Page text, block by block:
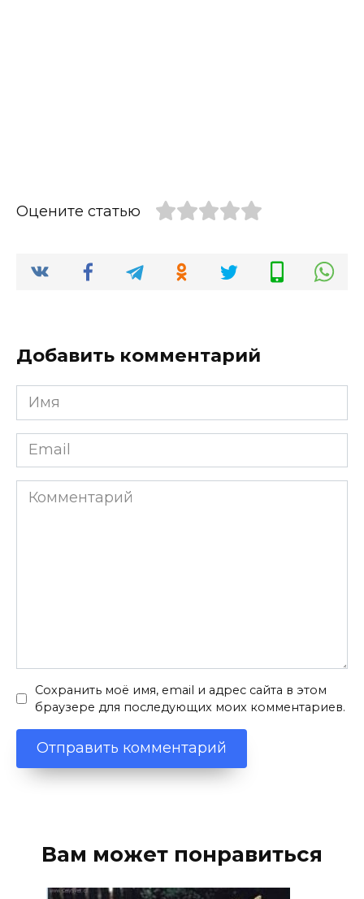
Оцените статью
Добавить комментарий
Имя
*
Email
*
Комментарий
Сохранить моё имя, email и адрес сайта в этом
браузере для последующих моих комментариев.
Вам может понравиться